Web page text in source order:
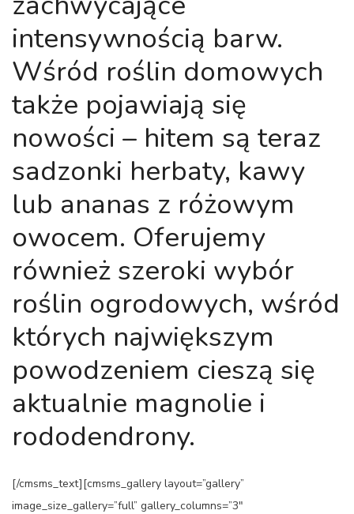
intensywnością barw.
Wśród roślin domowych
także pojawiają się
nowości – hitem są teraz
sadzonki herbaty, kawy
lub ananas z różowym
owocem. Oferujemy
również szeroki wybór
roślin ogrodowych, wśród
których największym
powodzeniem cieszą się
aktualnie magnolie i
rododendrony.
[/cmsms_text][cmsms_gallery layout=”gallery”
image_size_gallery=”full” gallery_columns=”3″